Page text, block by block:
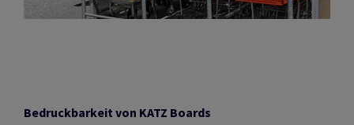
Bedruckbarkeit von KATZ Boards